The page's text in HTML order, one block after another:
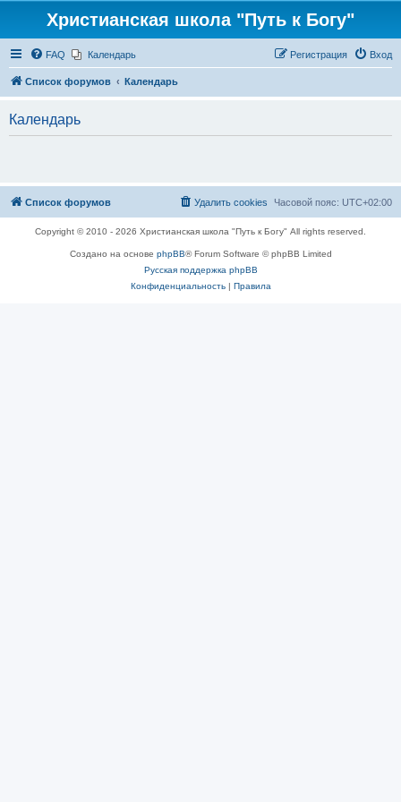
Христианская школа "Путь к Богу"
FAQ Календарь Вход
Регистрация
Список форумов Календарь
Календарь
Список форумов Часовой пояс: UTC+02:00
Удалить cookies
Copyright © 2010 - 2026 Христианская школа "Путь к Богу" All rights reserved.
Создано на основе phpBB® Forum Software © phpBB Limited
Русская поддержка phpBB
Конфиденциальность| Правила